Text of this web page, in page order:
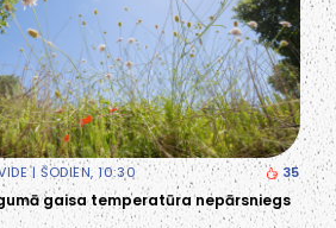
| ŠODIEN, 10:30 35
gaisa temperatūra nepārsniegs